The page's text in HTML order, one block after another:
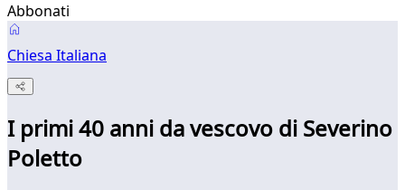
Abbonati
Chiesa Italiana
I primi 40 anni da vescovo di Severino
Poletto